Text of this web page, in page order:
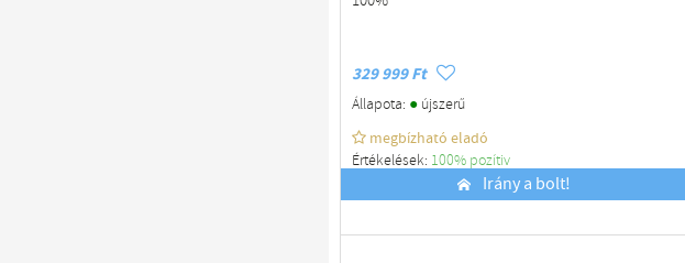
329 999 Ft
Állapota: ●újszerű
megbízható eladó
Értékelések: 100% pozítiv
Irány a bolt!